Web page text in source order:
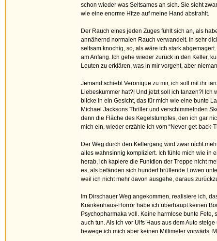
schon wieder was Seltsames an sich. Sie sieht
wie eine enorme Hitze auf meine Hand abstrahlt.
Der Rauch eines jeden Zuges fühlt sich an, als
annähernd normalen Rauch verwandelt. In sehr
seltsam knochig, so, als wäre ich stark
am Anfang. Ich gehe wieder zurück in den Keller,
Leuten zu erklären, was in mir vorgeht, aber
Jemand schiebt Veronique zu mir, ich soll mit ihr
Liebeskummer hat?! Und jetzt soll ich tanzen?!
blicke in ein Gesicht, das für mich wie eine bunte
Michael Jacksons Thriller und verschimmelnden
denn die Fläche des Kegelstumpfes, den ich gar
mich ein, wieder erzähle ich vom “Never-get-
Der Weg durch den Kellergang wird zwar nicht
alles wahnsinnig kompliziert. Ich fühle mich wie in
herab, ich kapiere die Funktion der Treppe nicht
es, als befänden sich hundert brüllende Löwen
weil ich nicht mehr davon ausgehe, daraus
Im Dirschauer Weg angekommen, realisiere ich,
Krankenhaus-Horror habe ich überhaupt keinen
Psychopharmaka voll. Keine harmlose bunte
auch tun. Als ich vor Ulfs Haus aus dem Auto
bewege ich mich aber keinen Millimeter vorwärts.